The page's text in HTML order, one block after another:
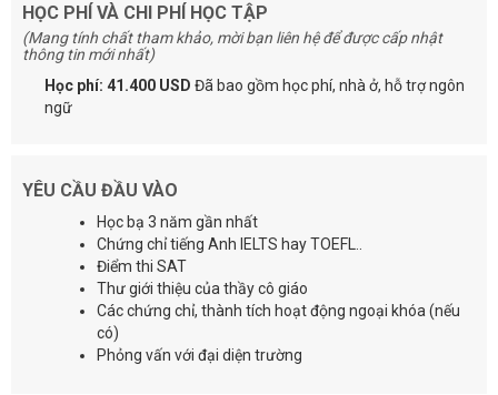
HỌC PHÍ VÀ CHI PHÍ HỌC TẬP
(Mang tính chất tham khảo, mời bạn liên hệ để được cấp nhật
thông tin mới nhất)
Học phí: 41.400 USD Đã bao gồm học phí, nhà ở, hỗ trợ ngôn
ngữ
YÊU CẦU ĐẦU VÀO
Học bạ 3 năm gần nhất
Chứng chỉ tiếng Anh IELTS hay TOEFL..
Điểm thi SAT
Thư giới thiệu của thầy cô giáo
Các chứng chỉ, thành tích hoạt động ngoại khóa (nếu
có)
Phỏng vấn với đại diện trường